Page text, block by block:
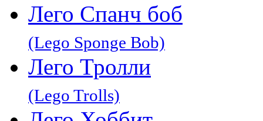
Лего Спанч боб
(Lego Sponge Bob)
Лего Тролли
(Lego Trolls)